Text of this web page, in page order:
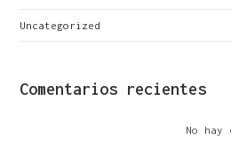
Uncategorized
Comentarios recientes
No hay